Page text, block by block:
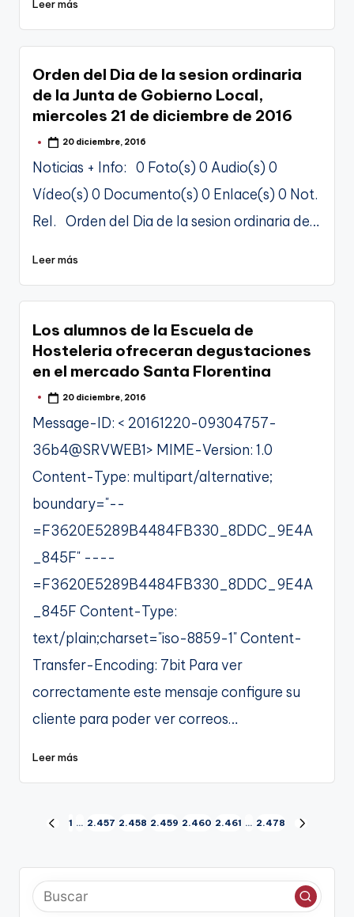
Leer más
Orden del Dia de la sesion ordinaria
de la Junta de Gobierno Local,
miercoles 21 de diciembre de 2016
Publicado20 diciembre, 2016
Noticias + Info: 0 Foto(s) 0 Audio(s) 0
Vídeo(s) 0 Documento(s) 0 Enlace(s) 0 Not.
Rel. Orden del Dia de la sesion ordinaria de…
Leer más
Los alumnos de la Escuela de
Hosteleria ofreceran degustaciones
en el mercado Santa Florentina
Publicado20 diciembre, 2016
Message-ID: < 20161220-09304757-
36b4@SRVWEB1> MIME-Version: 1.0
Content-Type: multipart/alternative;
boundary="--
=F3620E5289B4484FB330_8DDC_9E4A
_845F" ----
=F3620E5289B4484FB330_8DDC_9E4A
_845F Content-Type:
text/plain;charset="iso-8859-1" Content-
Transfer-Encoding: 7bit Para ver
correctamente este mensaje configure su
cliente para poder ver correos…
Leer más
Paginación
entradas
PÁGINA
1 … 2.457 2.458 2.459 2.460 2.461 … 2.478